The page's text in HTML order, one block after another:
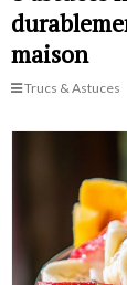
maison
Trucs & Astuces